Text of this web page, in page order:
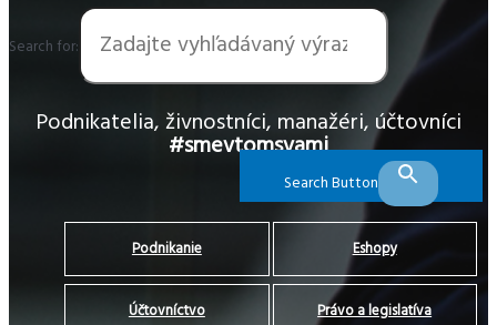
Search for:
Search Button
Podnikatelia, živnostníci, manažéri, účtovníci
#smevtomsvami
Podnikanie Eshopy
Účtovníctvo Právo a legislatíva